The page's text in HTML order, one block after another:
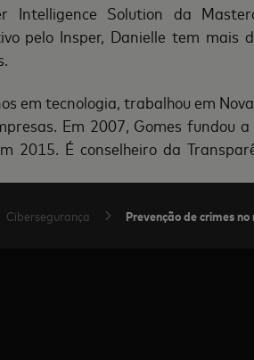
Intelligence Solution da
pelo Insper, Danielle tem mais
em tecnologia, trabalhou em
Em 2007, Gomes fundou a
2015. É conselheiro da
Cibersegurança Prevenção de crimes